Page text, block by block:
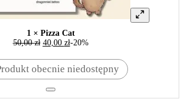
1 × Pizza Cat
50,00zł 40,00 zł-20%
obecnie niedostępny